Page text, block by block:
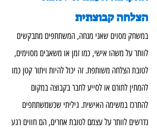
הצלחה קבוצתית
במשחק מסוים שאני מנחה, המשתתפים מתבקשים
לוותר על משהו אישי, כמו זמן או משאבים מסוימים,
לטובת הצלחה משותפת. זה יכול להיות ויתור קטן כמו
להמתין לתורם או לסייע לחבר בקבוצה במקום
להתרכז במשימה האישית. גיליתי שכשמשתתפים
נדרשים לוותר על עצמם לטובת אחרים, הם חווים רגע